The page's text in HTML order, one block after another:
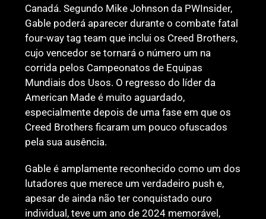
Canadá. Segundo Mike Johnson da PWInsider,
Gable poderá aparecer durante o combate fatal
four-way tag team que inclui os Creed Brothers,
cujo vencedor se tornará o número um na
corrida pelos Campeonatos de Equipas
Mundiais dos Usos. O regresso do líder da
American Made é muito aguardado,
especialmente depois de uma fase em que os
Creed Brothers ficaram um pouco ofuscados
pela sua ausência.
Gable é amplamente reconhecido como um dos
lutadores que merece um verdadeiro push e,
apesar de ainda não ter conquistado ouro
individual, teve um ano de 2024 memorável,